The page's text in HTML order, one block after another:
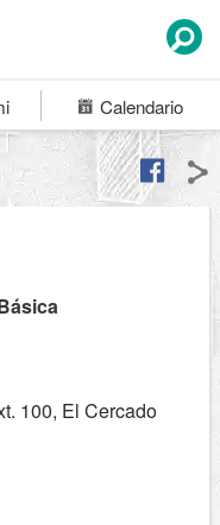
Calendario
100, El Cercado